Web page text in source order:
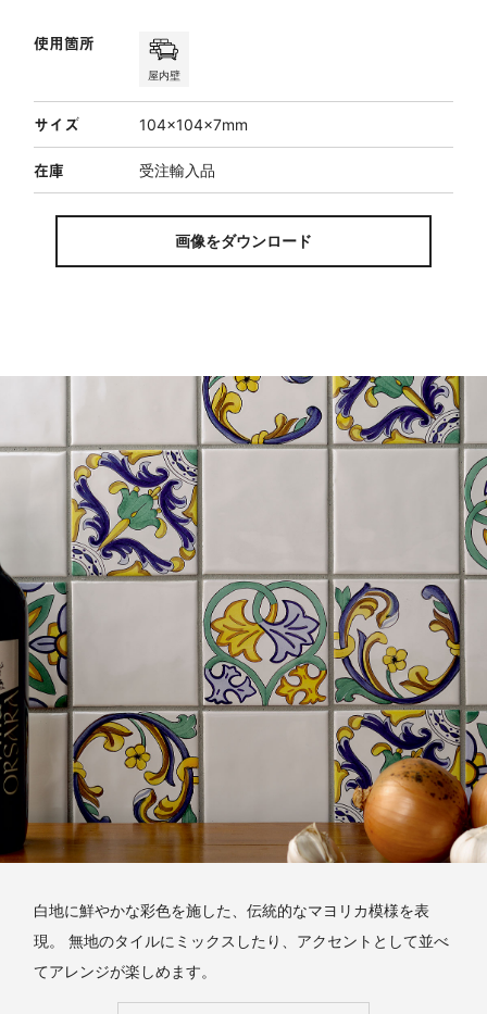
使用箇所
屋内壁
サイズ 104×104×7mm
在庫 受注輸入品
画像をダウンロード
白地に鮮やかな彩色を施した、伝統的なマヨリカ模様を表
現。 無地のタイルにミックスしたり、アクセントとして並べ
てアレンジが楽しめます。